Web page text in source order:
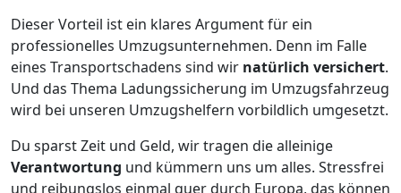
Dieser Vorteil ist ein klares Argument für ein
professionelles Umzugsunternehmen. Denn im Falle
eines Transportschadens sind wir natürlich versichert.
Und das Thema Ladungssicherung im Umzugsfahrzeug
wird bei unseren Umzugshelfern vorbildlich umgesetzt.
Du sparst Zeit und Geld, wir tragen die alleinige
Verantwortung und kümmern uns um alles. Stressfrei
und reibungslos einmal quer durch Europa, das können